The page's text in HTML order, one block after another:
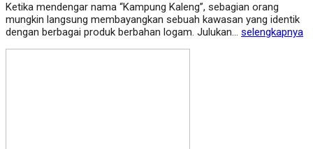
Ketika mendengar nama “Kampung Kaleng”, sebagian orang
mungkin langsung membayangkan sebuah kawasan yang identik
dengan berbagai produk berbahan logam. Julukan... selengkapnya